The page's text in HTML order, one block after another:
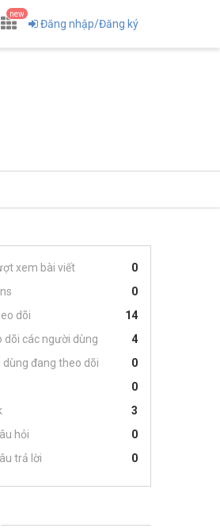
new
Đăng nhập/Đăng ký
xem bài viết
0
0
dõi
14
dõi các người dùng
4
dùng đang theo dõi
0
0
3
hỏi
0
trả lời
0